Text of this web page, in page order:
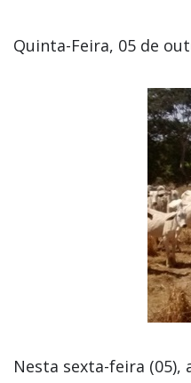
Quinta-Feira, 05 de
Nesta sexta-feira (05),